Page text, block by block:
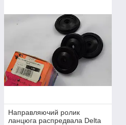
Направляючий ролик
ланцюга распредвала Delta